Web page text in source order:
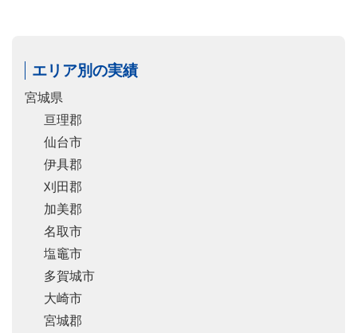
エリア別の実績
宮城県
亘理郡
仙台市
伊具郡
刈田郡
加美郡
名取市
塩竈市
多賀城市
大崎市
宮城郡